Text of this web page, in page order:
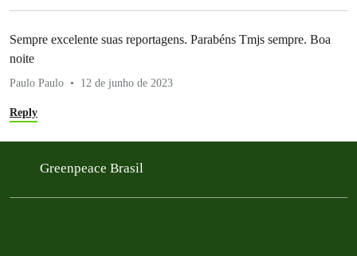
Sempre excelente suas reportagens. Parabéns Tmjs sempre. Boa
noite
Paulo Paulo 12 de junho de 2023
Reply
Greenpeace Brasil